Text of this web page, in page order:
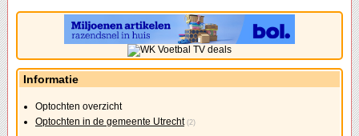
Informatie
Optochten overzicht
Optochten in de gemeente Utrecht (2)